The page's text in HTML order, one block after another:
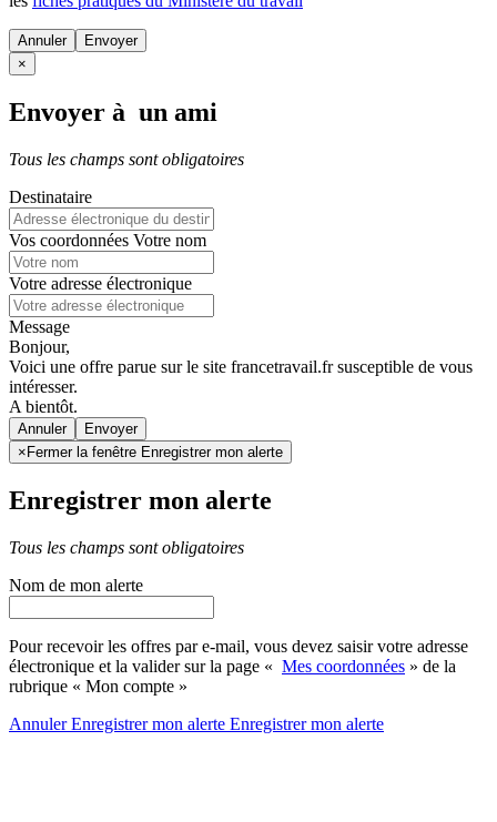
Annuler
×
Envoyer à un ami
Tous les champs sont obligatoires
Destinataire
Vos coordonnées Votre nom
Votre adresse électronique
Message
Bonjour,
Voici une offre parue sur le site francetravail.fr susceptible de vous
intéresser.
A bientôt.
Annuler
× Fermer la fenêtre Enregistrer mon alerte
Enregistrer mon alerte
Tous les champs sont obligatoires
Nom de mon alerte
Pour recevoir les offres par e-mail, vous devez saisir votre adresse
électronique et la valider sur la page « Mes coordonnées » de la
rubrique « Mon compte »
AnnulerEnregistrer mon alerte Enregistrermon alerte